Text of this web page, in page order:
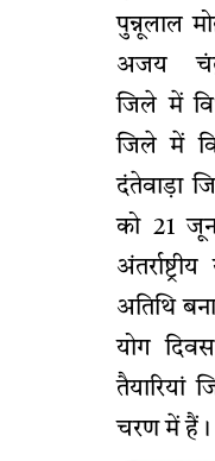
पुन्नूलाल
अजय
जिले में
जिले में
दंतेवाड़ा
को 21
अतिथि
योग
तैयारियां
चरण में हैं।